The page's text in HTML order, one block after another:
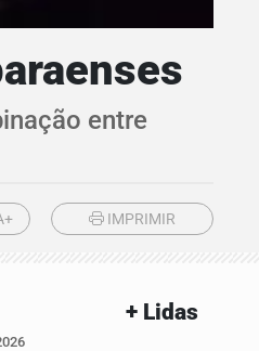
entre
IMPRIMIR
+ Lidas